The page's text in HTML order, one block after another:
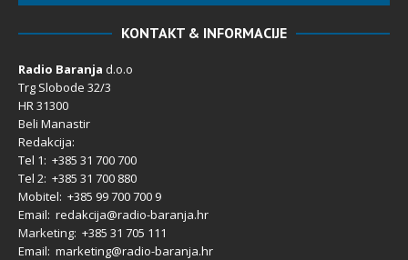
KONTAKT & INFORMACIJE
Radio Baranja d.o.o
Trg Slobode 32/3
HR 31300
Beli Manastir
Redakcija:
Tel 1: +385 31 700 700
Tel 2: +385 31 700 880
Mobitel: +385 99 700 700 9
Email: redakcija@radio-baranja.hr
Marketing: +385 31 705 111
Email: marketing@radio-baranja.hr